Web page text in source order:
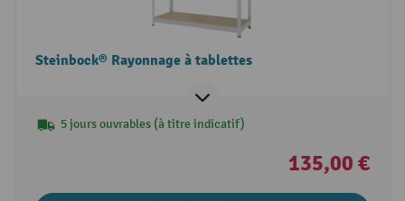
Steinbock® Rayonnage à tablettes
5 jours ouvrables (à titre indicatif)
135,00 €